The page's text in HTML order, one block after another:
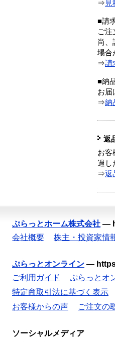
⇒
■請
ご注
尚、
場合
⇒請
■納
お届
⇒納
返
お客
過し
⇒返
ぷらっとホーム株式会社 —
会社概要
株主・投資家情
ぷらっとオンライン —
ご利用ガイド
ぷらっとオ
特定商取引法に基づく表示
お客様からの声
ご注文の
ソーシャルメディア